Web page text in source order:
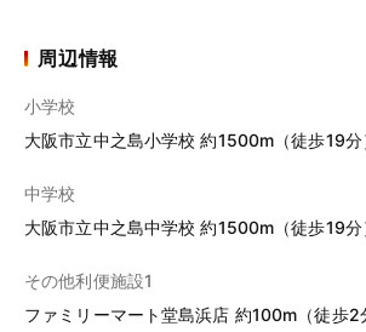
周辺情報
小学校
大阪市立中之島小学校 約1500m（徒歩19分
中学校
大阪市立中之島中学校 約1500m（徒歩19分
その他利便施設1
ファミリーマート堂島浜店 約100m（徒歩2